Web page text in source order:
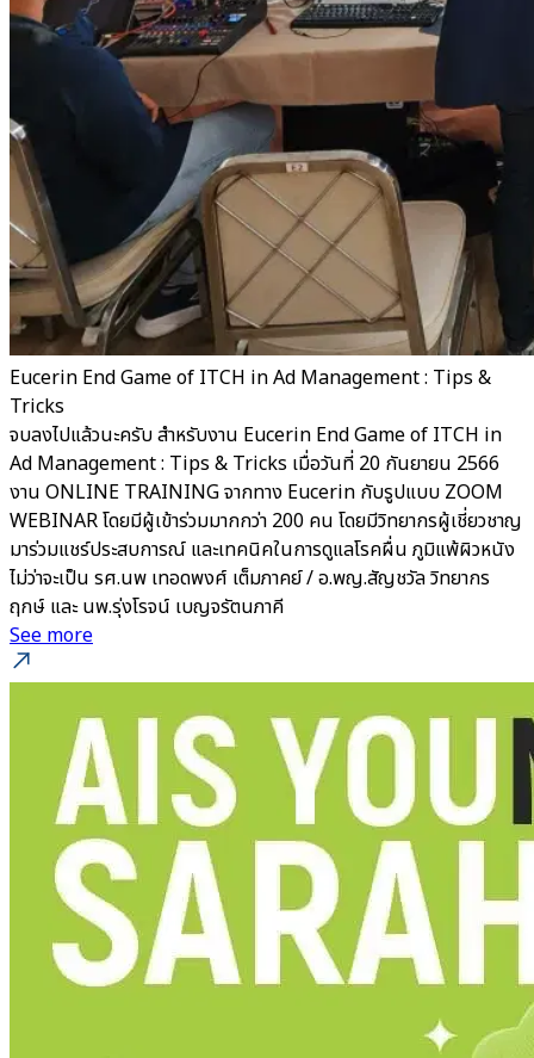
Eucerin End Game of ITCH in Ad Management : Tips &
Tricks
จบลงไปแล้วนะครับ สำหรับงาน Eucerin End Game of ITCH in
Ad Management : Tips & Tricks เมื่อวันที่ 20 กันยายน 2566
งาน ONLINE TRAINING จากทาง Eucerin กับรูปแบบ ZOOM
WEBINAR โดยมีผู้เข้าร่วมมากกว่า 200 คน โดยมีวิทยากรผู้เชี่ยวชาญ
มาร่วมแชร์ประสบการณ์ และเทคนิคในการดูแลโรคผื่น ภูมิแพ้ผิวหนัง
ไม่ว่าจะเป็น รศ.นพ เทอดพงศ์ เต็มภาคย์ / อ.พญ.สัญชวัล วิทยากร
ฤกษ์ และ นพ.รุ่งโรจน์ เบญจรัตนภาคี
See more